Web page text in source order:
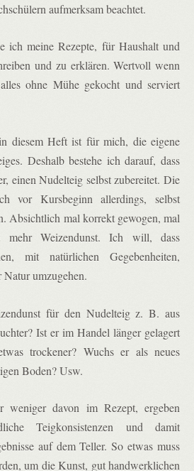
aufmerksam beachtet.
ich meine Rezepte, für Haushalt und
und zu erklären. Wertvoll wenn
ohne Mühe gekocht und serviert
diesem Heft ist für mich, die eigene
Deshalb bestehe ich darauf, dass
einen Nudelteig selbst zubereitet. Die
vor Kursbeginn allerdings, selbst
Absichtlich mal korrekt gewogen, mal
Weizendunst. Ich will, dass
mit natürlichen Gegebenheiten,
umzugehen.
für den Nudelteig z. B. aus
Ist er im Handel länger gelagert
trockener? Wuchs er als neues
Boden? Usw.
davon im Rezept, ergeben
Teigkonsistenzen und damit
auf dem Teller. So etwas muss
um die Kunst, gut handwerklichen